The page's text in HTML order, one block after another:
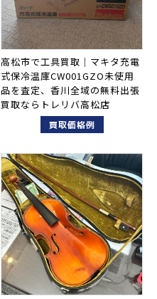
高松市で工具買取｜マキタ充電
式保冷温庫CW001GZO未使用
品を査定、香川全域の無料出張
買取ならトレリバ高松店
買取価格例